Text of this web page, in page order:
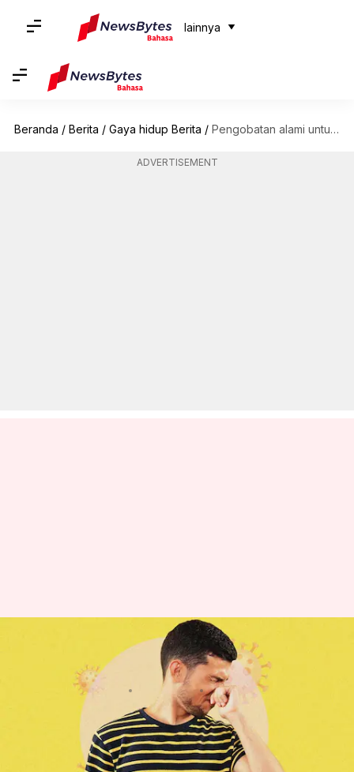
lainnya
Beranda / Berita / Gaya hidup Berita / Pengobatan alami untuk menyembuhkan flu musiman
ADVERTISEMENT
Pengobatan alami untuk
menyembuhkan flu musiman
Taufiq Al Jufri Apr 28, 2023 12:28 pm
Apa ceritanya
Influenza musiman ditandai dengan munculnya